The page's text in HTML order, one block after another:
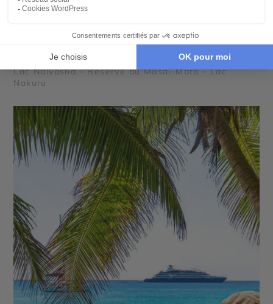
Combiné Kenya et Seychelles
11 jours - À partir de /pers
Lac Naivasha - Réserve du Masai-Mara - Lac
Nakuru